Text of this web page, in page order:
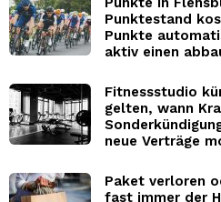
Punktestand
Punkte
aktiv einen
Fitnessstudio
gelten, wann
neue Verträge
Paket verloren
fast immer der